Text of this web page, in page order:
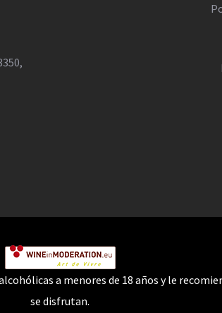
a menores de 18 años y le
se disfrutan.